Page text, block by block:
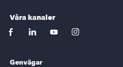
Våra kanaler
facebooklinkedinyoutubeinstagram
Genvägar